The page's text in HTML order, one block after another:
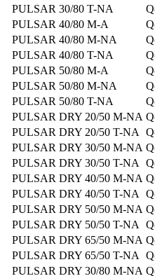
PULSAR 30/80 T-NA
PULSAR 40/80 M-A
PULSAR 40/80 M-NA
PULSAR 40/80 T-NA
PULSAR 50/80 M-A
PULSAR 50/80 M-NA
PULSAR 50/80 T-NA
PULSAR DRY 20/50 M-NA
PULSAR DRY 20/50 T-NA
PULSAR DRY 30/50 M-NA
PULSAR DRY 30/50 T-NA
PULSAR DRY 40/50 M-NA
PULSAR DRY 40/50 T-NA
PULSAR DRY 50/50 M-NA
PULSAR DRY 50/50 T-NA
PULSAR DRY 65/50 M-NA
PULSAR DRY 65/50 T-NA
PULSAR DRY 30/80 M-NA